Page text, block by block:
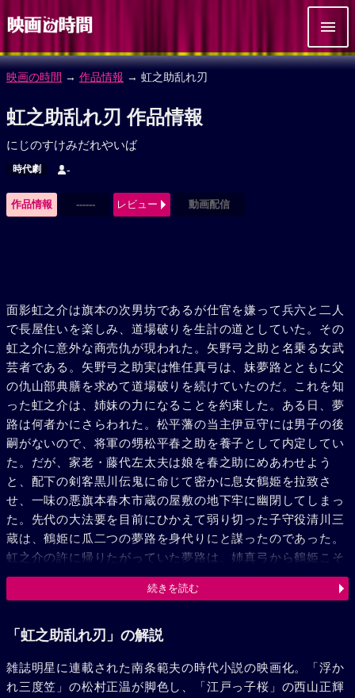
映画の時間 → 作品情報 → 虹之助乱れ刃
虹之助乱れ刃 作品情報
にじのすけみだれやいば
時代劇 -
作品情報 ------ レビュー 動画配信
面影虹之介は旗本の次男坊であるが仕官を嫌って兵六と二人
で長屋住いを楽しみ、道場破りを生計の道としていた。その
虹之介に意外な商売仇が現われた。矢野弓之助と名乗る女武
芸者である。矢野弓之助実は惟任真弓は、妹夢路とともに父
の仇山部典膳を求めて道場破りを続けていたのだ。これを知
った虹之介は、姉妹の力になることを約束した。ある日、夢
路は何者かにさらわれた。松平藩の当主伊豆守には男子の後
嗣がないので、将軍の甥松平春之助を養子として内定してい
た。だが、家老・藤代左太夫は娘を春之助にめあわせよう
と、配下の剣客黒川伝鬼に命じて密かに息女鶴姫を拉致さ
せ、一味の悪旗本春木市蔵の屋敷の地下牢に幽閉してしまっ
た。先代の大法要を目前にひかえて弱り切った子守役清川三
蔵は、鶴姫に瓜二つの夢路を身代りにと謀ったのであった。
虹之介の許に帰りたがっていた夢路は、姉真弓から鶴姫こそ
実の姉と打明けられて驚いた。松平家では双児を忌み嫌っ
て、生れたばかりの夢路を真弓の父に預けたのだった。夢路
虹之介は、彼の腕に惚れ込んでいる春木の屋敷を訪れ陰謀加
は清川を真弓の家にかくし清川を斬ったことを報告した。信
用を得た虹之介は偽鶴姫づきを命じられた。虹之介と夢路は
続きを読む
「虹之助乱れ刃」の解説
雑誌明星に連載された南条範夫の時代小説の映画化。「浮か
れ三度笠」の松村正温が脚色し、「江戸っ子桜」の西山正輝